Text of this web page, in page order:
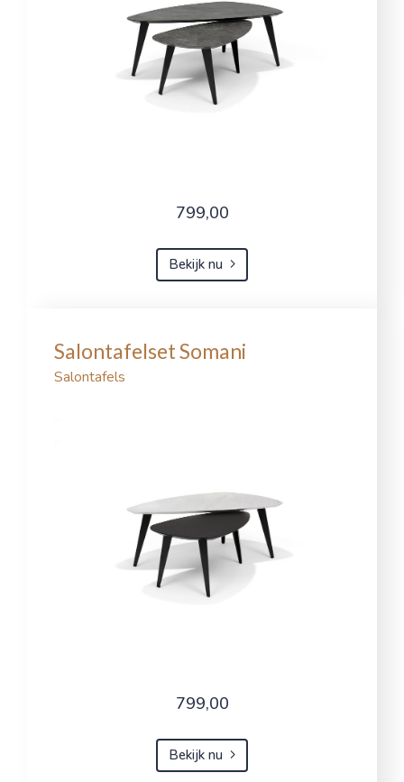
799,00
Bekijk nu
Salontafelset Somani
Salontafels
799,00
Bekijk nu